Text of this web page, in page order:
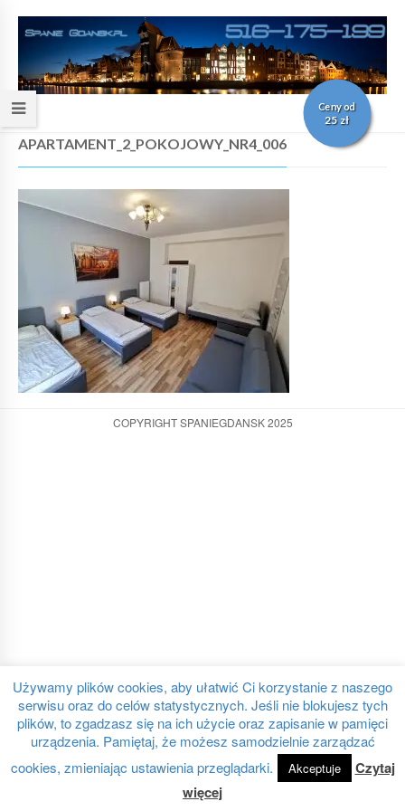
Ceny od
25 zł
APARTAMENT_2_POKOJOWY_NR4_006
COPYRIGHT SPANIEGDANSK 2025
Używamy plików cookies, aby ułatwić Ci korzystanie z naszego
serwisu oraz do celów statystycznych. Jeśli nie blokujesz tych
plików, to zgadzasz się na ich użycie oraz zapisanie w pamięci
urządzenia. Pamiętaj, że możesz samodzielnie zarządzać
cookies, zmieniając ustawienia przeglądarki.
Akceptuje
Czytaj
więcej